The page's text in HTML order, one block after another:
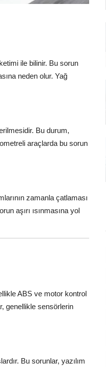
ile bilinir. Bu sorun
neden olur. Yağ
Bu durum,
araçlarda bu sorun
zamanla çatlaması
aşırı ısınmasına yol
ABS ve motor kontrol
genellikle sensörlerin
Bu sorunlar, yazılım